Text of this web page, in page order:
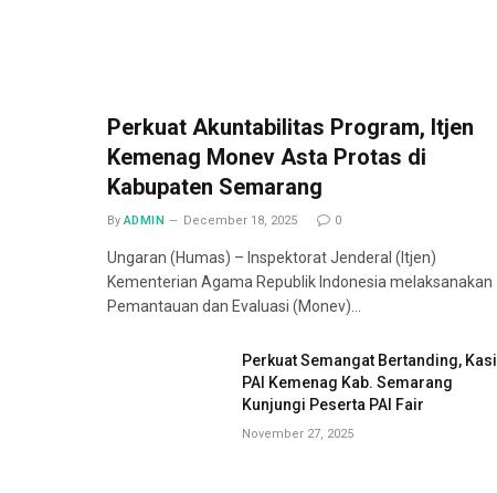
Perkuat Akuntabilitas Program, Itjen
Kemenag Monev Asta Protas di
Kabupaten Semarang
By ADMIN December 18, 2025 0
Ungaran (Humas) – Inspektorat Jenderal (Itjen)
Kementerian Agama Republik Indonesia melaksanakan
Pemantauan dan Evaluasi (Monev)…
Perkuat Semangat Bertanding, Kasi
PAI Kemenag Kab. Semarang
Kunjungi Peserta PAI Fair
November 27, 2025